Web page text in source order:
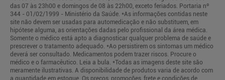
das 07 às 23h00 e domingos de 08 às 22h00, exceto feriados. Portaria nº
344 - 01/02/1999 - Ministério da Saúde. *As informações contidas neste
site não devem ser usadas para automedicação e não substituem, em
hipótese alguma, as orientações dadas pelo profissional da área médica.
Somente o médico está apto a diagnosticar qualquer problema de saúde e
prescrever o tratamento adequado. *Ao persistirem os sintomas um médico
deverá ser consultado. Medicamentos podem trazer riscos. Procure o
médico e o farmacêutico. Leia a bula. *Todas as imagens deste site são
meramente ilustrativas. A disponibilidade de produtos varia de acordo com